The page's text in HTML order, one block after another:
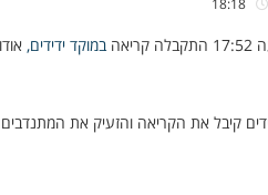
במוקד ידידים,
קיבל את הקריאה והזעיק את המתנדבים